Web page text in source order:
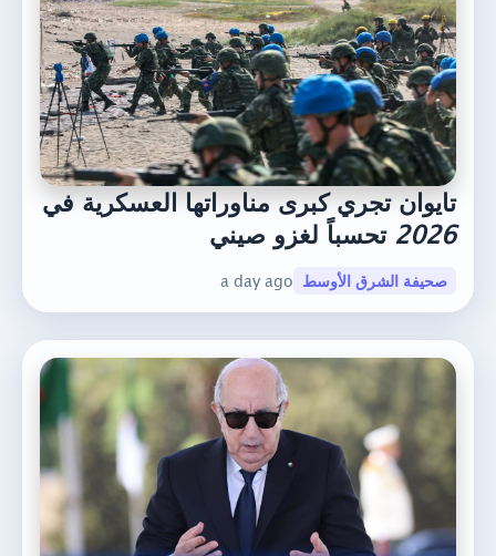
تايوان تجري كبرى مناوراتها العسكرية في
2026 تحسباً لغزو صيني
صحيفة الشرق الأوسط a day ago